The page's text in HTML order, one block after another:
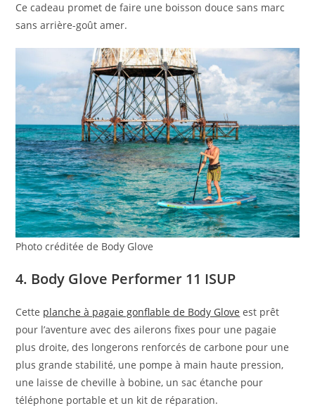
Ce cadeau promet de faire une boisson douce sans marc
sans arrière-goût amer.
Photo créditée de Body Glove
4. Body Glove Performer 11 ISUP
Cette planche à pagaie gonflable de Body Glove est prêt
pour l’aventure avec des ailerons fixes pour une pagaie
plus droite, des longerons renforcés de carbone pour une
plus grande stabilité, une pompe à main haute pression,
une laisse de cheville à bobine, un sac étanche pour
téléphone portable et un kit de réparation.